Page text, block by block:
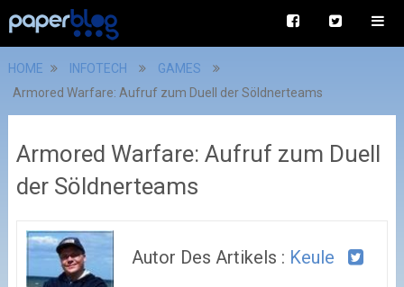
HOME INFOTECH
GAMES
Armored Warfare: Aufruf zum Duell der Söldnerteams
Armored Warfare: Aufruf zum Duell
der Söldnerteams
Autor Des Artikels : Keule